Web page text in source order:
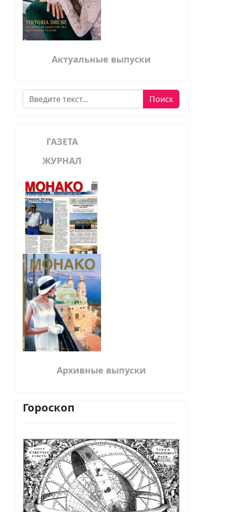
Актуальные выпуски
Поиск Поиск
ГАЗЕТА
ЖУРНАЛ
Архивные выпуски
Гороскоп